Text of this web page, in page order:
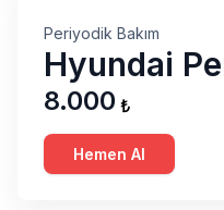
Periyodik Bakım
Hyundai
8.000 ₺
Hemen Al